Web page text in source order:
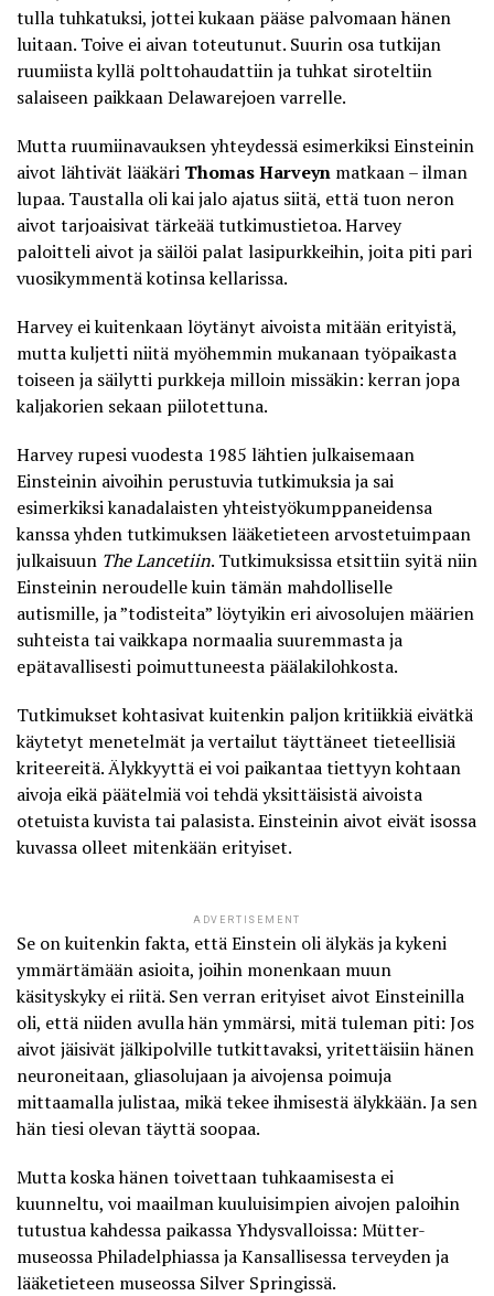
tulla tuhkatuksi, jottei kukaan pääse palvomaan hänen
luitaan. Toive ei aivan toteutunut. Suurin osa tutkijan
ruumiista kyllä polttohaudattiin ja tuhkat siroteltiin
salaiseen paikkaan Delawarejoen varrelle.
Mutta ruumiinavauksen yhteydessä esimerkiksiEinsteinin
aivot lähtivät lääkäri Thomas Harveyn matkaan – ilman
lupaa. Taustalla oli kai jalo ajatus siitä, että tuon neron
aivot tarjoaisivat tärkeää tutkimustietoa. Harvey
paloitteli aivot ja säilöi palat lasipurkkeihin, joita piti pari
vuosikymmentä kotinsa kellarissa.
Harvey ei kuitenkaan löytänyt aivoista mitään erityistä,
mutta kuljetti niitä myöhemmin mukanaan työpaikasta
toiseen ja säilytti purkkeja milloin missäkin: kerran jopa
kaljakorien sekaan piilotettuna.
Harvey rupesi vuodesta 1985 lähtien julkaisemaan
Einsteinin aivoihin perustuvia tutkimuksia ja sai
esimerkiksi kanadalaisten yhteistyökumppaneidensa
kanssa yhden tutkimuksen lääketieteen arvostetuimpaan
julkaisuun The Lancetiin. Tutkimuksissa etsittiin syitä niin
Einsteinin neroudelle kuin tämän mahdolliselle
autismille, ja ”todisteita” löytyikin eri aivosolujen määrien
suhteista tai vaikkapa normaalia suuremmasta ja
epätavallisesti poimuttuneesta päälakilohkosta.
Tutkimukset kohtasivat kuitenkin paljon kritiikkiä eivätkä
käytetyt menetelmät ja vertailut täyttäneet tieteellisiä
kriteereitä. Älykkyyttä ei voi paikantaa tiettyyn kohtaan
aivoja eikä päätelmiä voi tehdä yksittäisistä aivoista
otetuista kuvista tai palasista. Einsteinin aivot eivät isossa
kuvassa olleet mitenkään erityiset.
ADVERTISEMENT
Se on kuitenkin fakta, että Einstein oli älykäs ja kykeni
ymmärtämään asioita, joihin monenkaan muun
käsityskyky ei riitä. Sen verran erityiset aivot Einsteinilla
oli, että niiden avulla hän ymmärsi, mitä tuleman piti: Jos
aivot jäisivät jälkipolville tutkittavaksi, yritettäisiin hänen
neuroneitaan, gliasolujaan ja aivojensa poimuja
mittaamalla julistaa, mikä tekee ihmisestä älykkään. Ja sen
hän tiesi olevan täyttä soopaa.
Mutta koska hänen toivettaan tuhkaamisesta ei
kuunneltu, voi maailman kuuluisimpien aivojen paloihin
tutustua kahdessa paikassa Yhdysvalloissa: Mütter-
museossa Philadelphiassa ja Kansallisessa terveyden ja
lääketieteen museossa Silver Springissä.